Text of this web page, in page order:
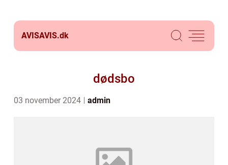
AVISAVIS.dk
dødsbo
03 november 2024 admin